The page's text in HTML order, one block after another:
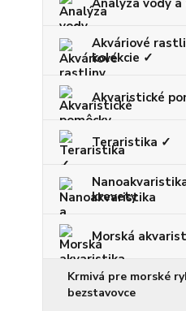
Analýza vody
Akváriové
kolekcie ✓
Akvaristické
Teraristika ✓
krevety
Morská
Krmivá pre morské
bezstavovce